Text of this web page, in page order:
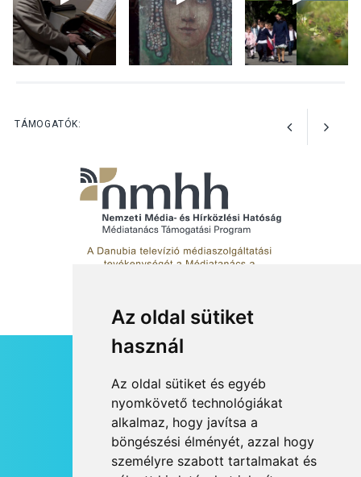
Az oldal sütiket
használ
Az oldal sütiket és egyéb
nyomkövető technológiákat
alkalmaz, hogy javítsa a
böngészési élményét, azzal hogy
személyre szabott tartalmakat és
KULTÚRA 2026 AUG 05
TÁMOGATÓK:
RSS
JOGI NYILATKOZAT
KAPCSOLAT
OLDALTÉRKÉP